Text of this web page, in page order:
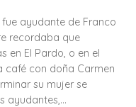
fue ayudante de Franco
recordaba que
en El Pardo, o en el
café con doña Carmen
su mujer se
ayudantes,…